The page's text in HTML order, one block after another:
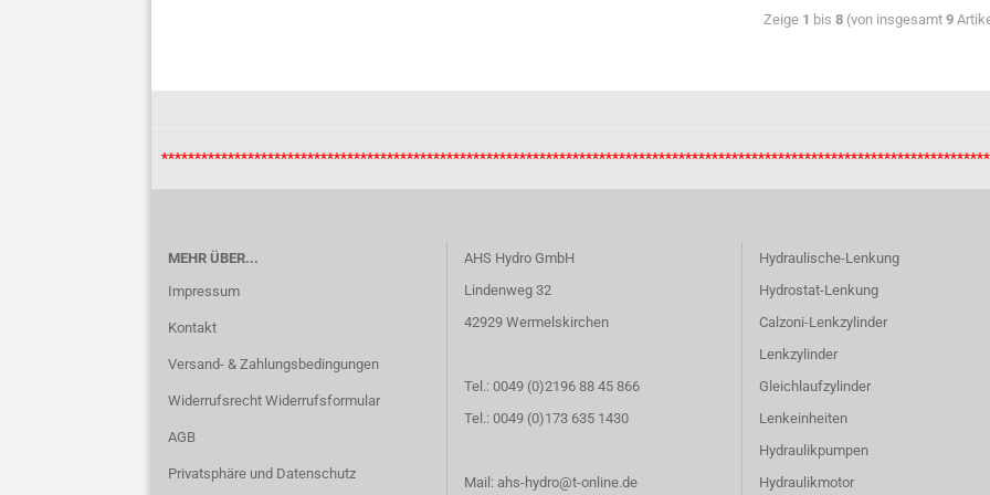
Zeige 1 bis 8(von insgesamt 9
MEHR ÜBER...
Impressum
Kontakt
Versand- & Zahlungsbedingungen
Widerrufsrecht Widerrufsformular
AGB
Privatsphäre und Datenschutz
AHS Hydro GmbH
Lindenweg 32
42929 Wermelskirchen
Tel.: 0049 (0)2196 88 45 866
Tel.: 0049 (0)173 635 1430
Mail: ahs-hydro@t-online.de
Hydraulische-Lenkung
Hydrostat-Lenkung
Calzoni-Lenkzylinder
Lenkzylinder
Gleichlaufzylinder
Lenkeinheiten
Hydraulikpumpen
Hydraulikmotor